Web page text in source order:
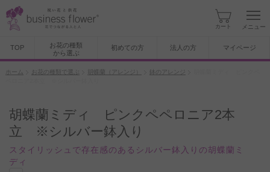
カート メニュー
TOP
お花の種類
から選ぶ
初めての方 法人の方 マイページ
ホーム お花の種類で選ぶ 胡蝶蘭（アレンジ） 鉢のアレンジ
胡蝶蘭ミディ ピンクペペロニア2本
立 ※シルバー鉢入り
スタイリッシュで存在感のあるシルバー鉢入りの胡蝶蘭ミ
ディ